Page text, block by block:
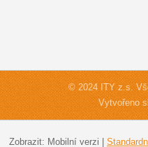
© 2024 ITY z.s.
Vytvořeno
Zobrazit: Mobilní verzi